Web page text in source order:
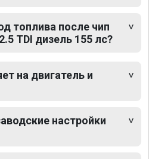
топлива после чип
TDI дизель 155 лс?
на двигатель и
настройки